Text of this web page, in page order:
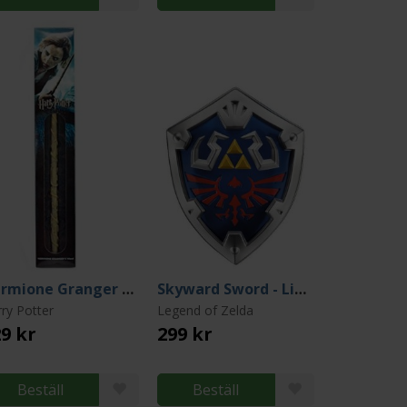
Hermione Granger Wand Blister
Potter
kr
Beställ
Skyward Sword - Link´s Hylian Shield 48 cm
Legend of Zelda
299 kr
Beställ